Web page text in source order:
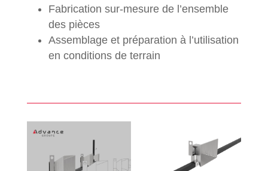
Fabrication sur-mesure de l’ensemble
des pièces
Assemblage et préparation à l’utilisation
en conditions de terrain